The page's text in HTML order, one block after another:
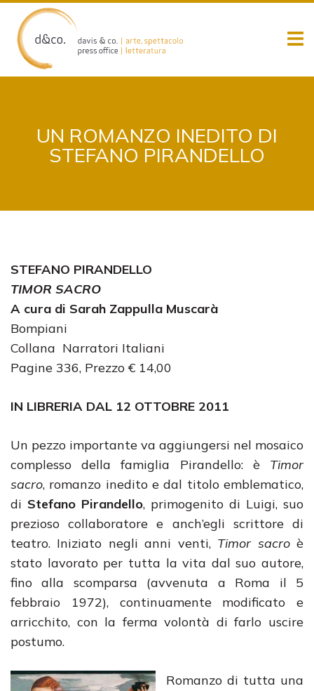
content
UN ROMANZO INEDITO DI
STEFANO PIRANDELLO
STEFANO PIRANDELLO
TIMOR SACRO
A cura di Sarah Zappulla Muscarà
Bompiani
Collana Narratori Italiani
Pagine 336, Prezzo € 14,00
IN LIBRERIA DAL 12 OTTOBRE 2011
Un pezzo importante va aggiungersi nel mosaico
complesso della famiglia Pirandello: è Timor
sacro, romanzo inedito e dal titolo emblematico,
di Stefano Pirandello, primogenito di Luigi, suo
prezioso collaboratore e anch’egli scrittore di
teatro. Iniziato negli anni venti, Timor sacroè
stato lavorato per tutta la vita dal suo autore,
fino alla scomparsa (avvenuta a Roma il 5
febbraio 1972), continuamente modificato e
arricchito, con la ferma volontà di farlo uscire
postumo.
Romanzo di tutta una